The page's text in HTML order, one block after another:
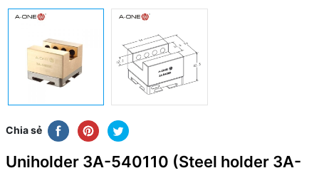
Chia sẻ
Uniholder 3A-540110 (Steel holder 3A-